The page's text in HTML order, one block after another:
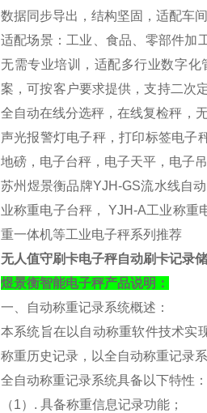
数据同步导出，结构坚固，适配车
适配场景：工业、食品、零部件加
无需专业培训，适配多行业数字
案，可按客户要求提供，支持二次
全自动在线分选秤，在线复检秤，
声光报警灯电子秤，打印标签电子
地磅，电子台秤，电子天平，电子
苏州煜景衡品牌YJH-GS流水线自
业称重电子台秤， YJH-A工业称重
重一体机等工业电子秤系列推荐
无人值守刷卡电子秤自动刷卡记录
煜景衡智能电子秤产品说明：
一、自动称重记录系统概述：
本系统旨在以自动称重软件技术实
称重历史记录，以全自动称重记录
全自动称重记录系统具备以下特性：
（1）. 具备称重信息记录功能；